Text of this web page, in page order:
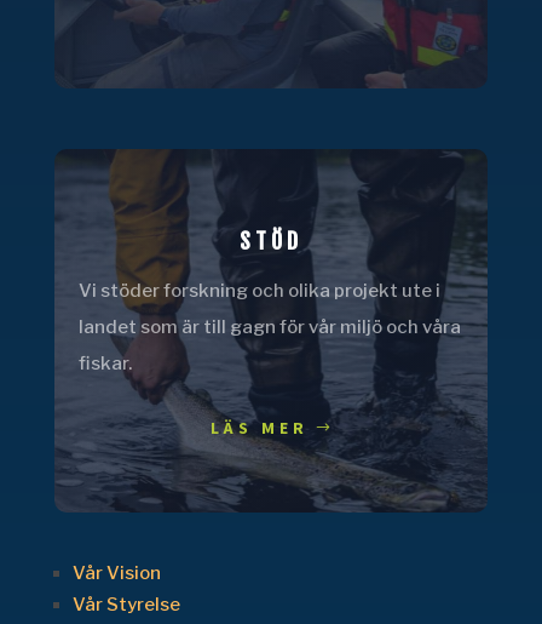
STÖD
Vi stöder forskning och olika projekt ute i
landet som är till gagn för vår miljö och våra
fiskar.
LÄS MER
Vår Vision
Vår Styrelse